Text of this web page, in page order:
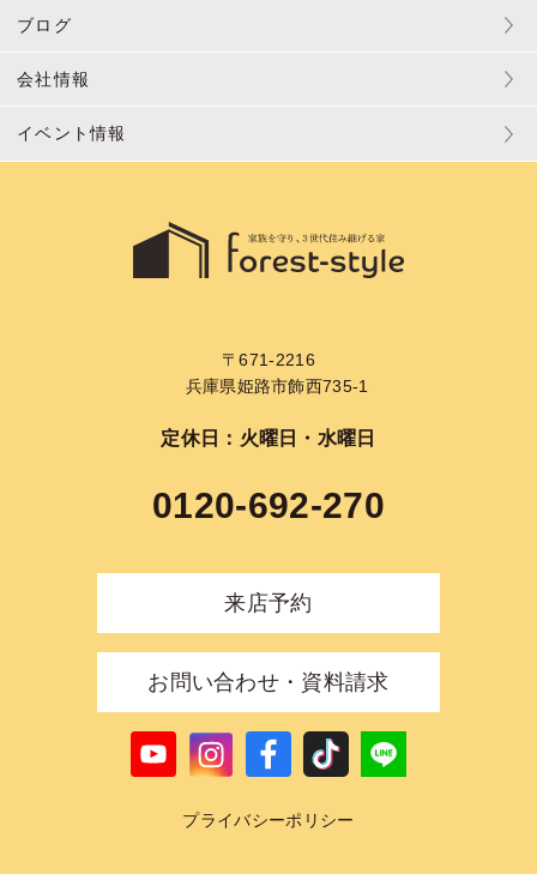
ブログ
会社情報
イベント情報
〒671-2216
兵庫県姫路市飾西735-1
定休日：火曜日・水曜日
0120-692-270
来店予約
お問い合わせ・資料請求
プライバシーポリシー